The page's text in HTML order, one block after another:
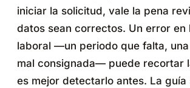
iniciar la solicitud, vale la pena
datos sean correctos. Un error en
laboral —un periodo que falta,
mal consignada— puede recortar
es mejor detectarlo antes. La guía